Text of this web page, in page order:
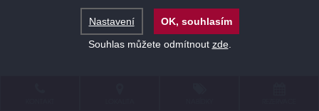
Nastavení
OK, souhlasím
Souhlas můžete odmítnout zde.